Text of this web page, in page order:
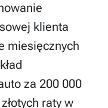
klienta
miesięcznych
za 200 000
raty w